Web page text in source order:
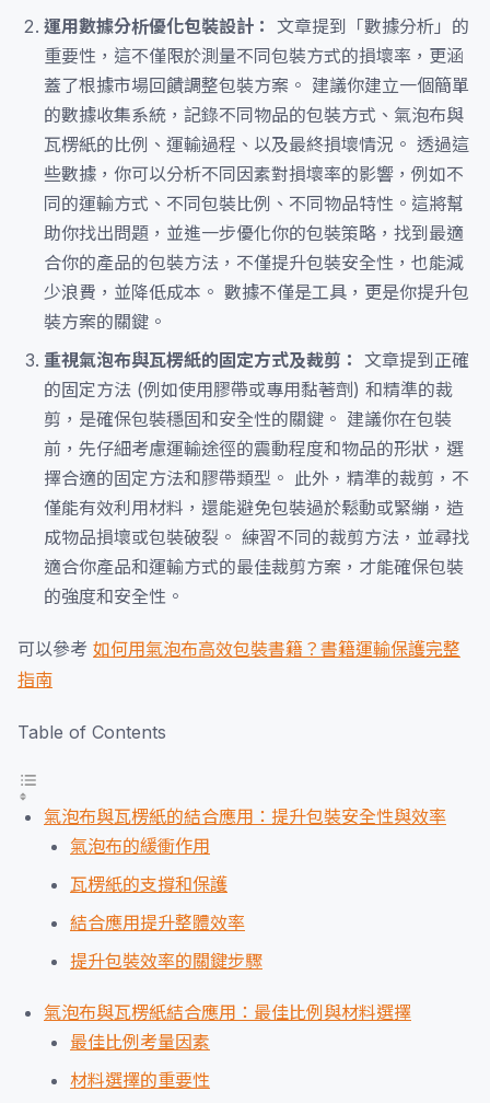
運用數據分析優化包裝設計： 文章提到「數據分析」的
重要性，這不僅限於測量不同包裝方式的損壞率，更涵
蓋了根據市場回饋調整包裝方案。 建議你建立一個簡單
的數據收集系統，記錄不同物品的包裝方式、氣泡布與
瓦楞紙的比例、運輸過程、以及最終損壞情況。 透過這
些數據，你可以分析不同因素對損壞率的影響，例如不
同的運輸方式、不同包裝比例、不同物品特性。這將幫
助你找出問題，並進一步優化你的包裝策略，找到最適
合你的產品的包裝方法，不僅提升包裝安全性，也能減
少浪費，並降低成本。 數據不僅是工具，更是你提升包
裝方案的關鍵。
重視氣泡布與瓦楞紙的固定方式及裁剪： 文章提到正確
的固定方法 (例如使用膠帶或專用黏著劑) 和精準的裁
剪，是確保包裝穩固和安全性的關鍵。 建議你在包裝
前，先仔細考慮運輸途徑的震動程度和物品的形狀，選
擇合適的固定方法和膠帶類型。 此外，精準的裁剪，不
僅能有效利用材料，還能避免包裝過於鬆動或緊繃，造
成物品損壞或包裝破裂。 練習不同的裁剪方法，並尋找
適合你產品和運輸方式的最佳裁剪方案，才能確保包裝
的強度和安全性。
可以參考 如何用氣泡布高效包裝書籍？書籍運輸保護完整
指南
Table of Contents
氣泡布與瓦楞紙的結合應用：提升包裝安全性與效率
氣泡布的緩衝作用
瓦楞紙的支撐和保護
結合應用提升整體效率
提升包裝效率的關鍵步驟
氣泡布與瓦楞紙結合應用：最佳比例與材料選擇
最佳比例考量因素
材料選擇的重要性